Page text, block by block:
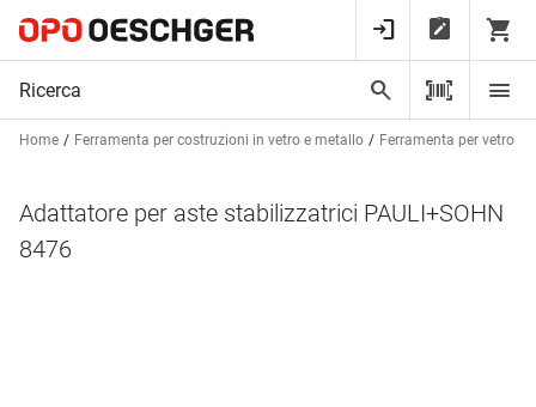
Home Ferramenta per costruzioni in vetro e metallo Ferramenta per vetro
Adattatore per aste stabilizzatrici PAULI+SOHN
8476